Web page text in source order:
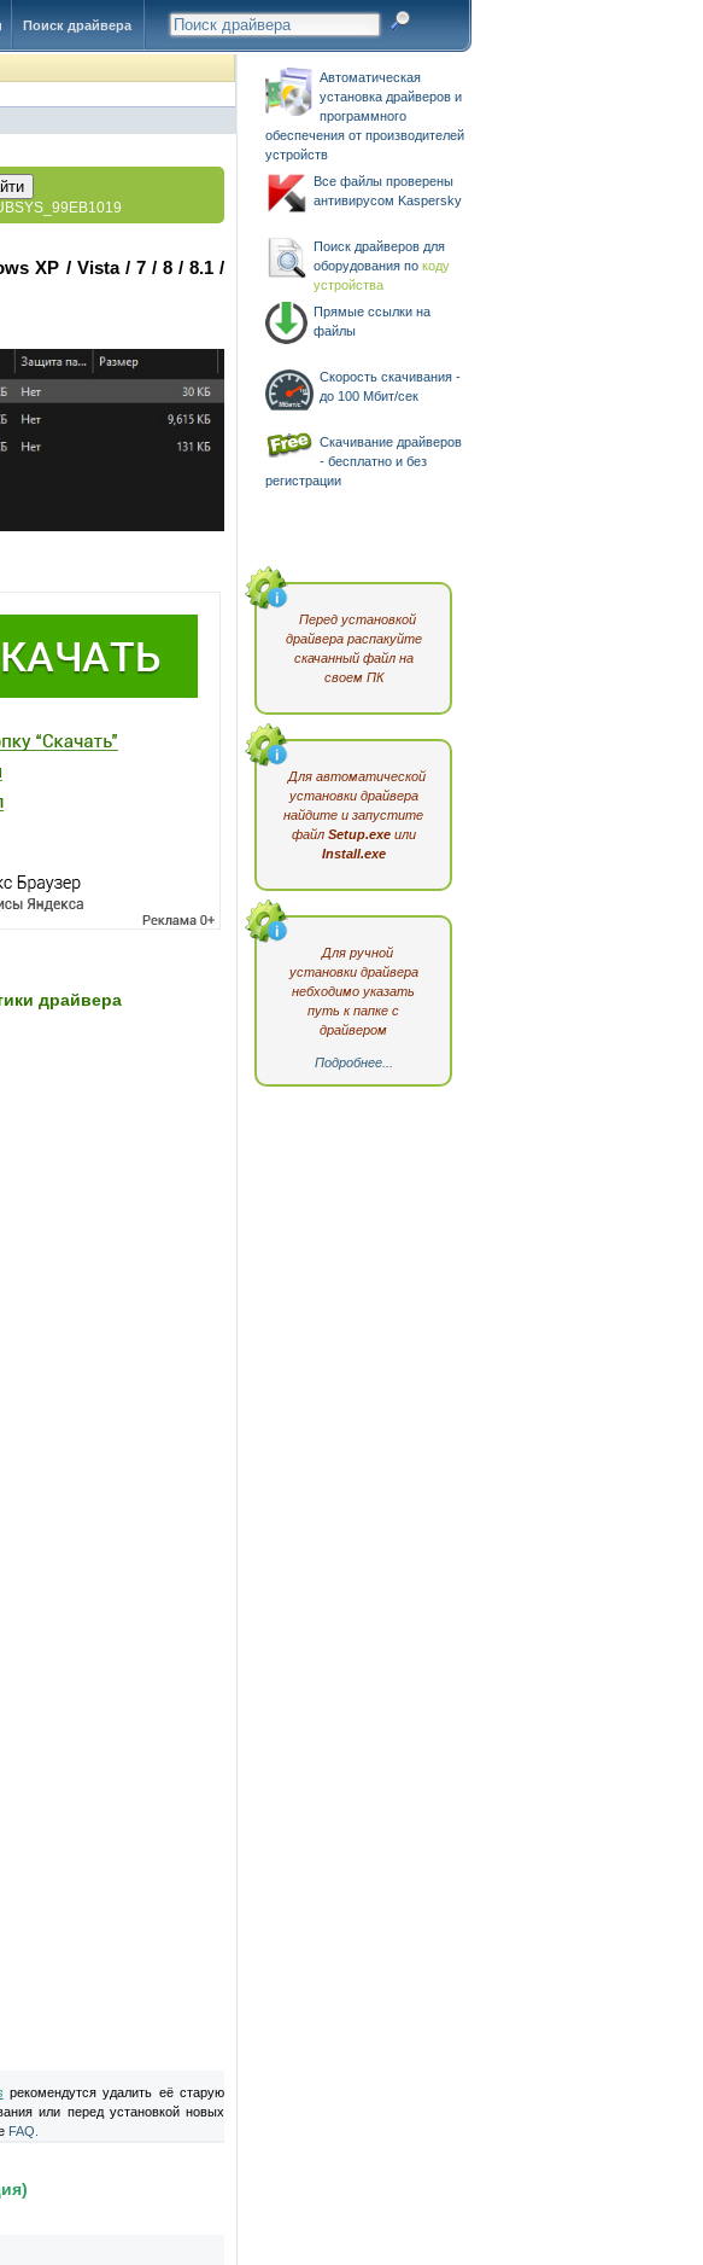
Поиск драйвера
Автоматическая
установка драйверов и
программного
обеспечения от производителей
устройств
Все файлы проверены
антивирусом Kaspersky
Поиск драйверов для
оборудования по коду
устройства
Прямые ссылки на
файлы
Скорость скачивания -
до 100 Мбит/сек
Скачивание драйверов
- бесплатно и без
регистрации
Перед установкой
драйвера распакуйте
скачанный файл на
своем ПК
Для автоматической
установки драйвера
найдите и запустите
файл Setup.exeили
Install.exe
Для ручной
установки драйвера
небходимо указать
путь к папке с
драйвером
Подробнее...
XP / Vista / 7 / 8 / 8.1 /
драйвера
рекомендутся удалить её старую
или перед установкой новых
FAQ.